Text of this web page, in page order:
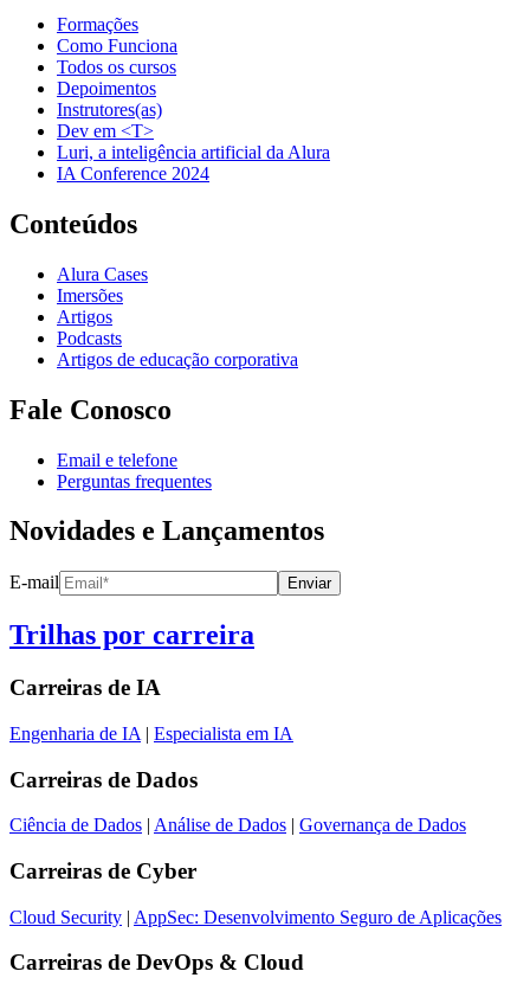
Formações
Como Funciona
Todos os cursos
Depoimentos
Instrutores(as)
Dev em <T>
Luri, a inteligência artificial da Alura
IA Conference 2024
Conteúdos
Alura Cases
Imersões
Artigos
Podcasts
Artigos de educação corporativa
Fale Conosco
Email e telefone
Perguntas frequentes
Novidades e Lançamentos
E-mail Enviar
Trilhas por carreira
Carreiras de IA
Engenharia de IA | Especialista em IA
Carreiras de Dados
Ciência de Dados | Análise de Dados | Governança de Dados
Carreiras de Cyber
Cloud Security | AppSec: Desenvolvimento Seguro de Aplicações
Carreiras de DevOps & Cloud